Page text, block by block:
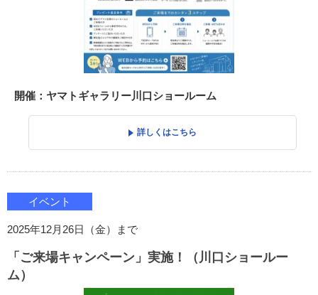
開催：ヤマトギャラリー川口ショールーム
詳しくはこちら
イベント
2025年12月26日（金）まで
「ご来場キャンペーン」実施！（川口ショールー
ム）